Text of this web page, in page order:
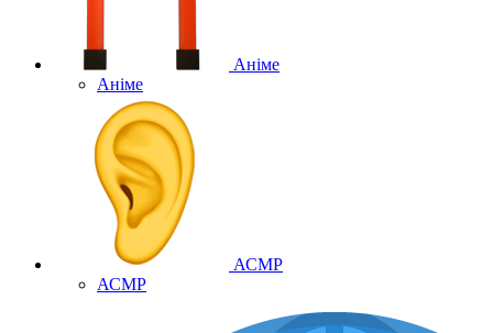
Аніме
Аніме
АСМР
АСМР